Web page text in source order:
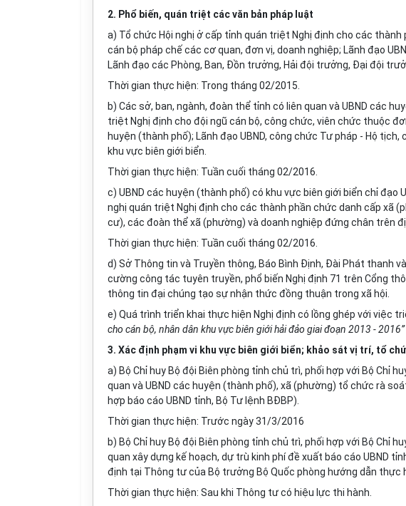
2. Phổ biến, quán triệt các văn bản pháp luật
a) Tổ chức Hội nghị ở cấp tỉnh quán triệt Nghị định cho các thành
cán bộ pháp chế các cơ quan, đơn vị, doanh nghiệp; Lãnh đạo
Lãnh đạo các Phòng, Ban, Đồn trưởng, Hải đội trưởng, Đại đội
Thời gian thực hiện: Trong tháng 02/2015.
b) Các sở, ban, ngành, đoàn thể tỉnh có liên quan và UBND các
triệt Nghị định cho đội ngũ cán bộ, công chức, viên chức thuộc
huyện (thành phố); Lãnh đạo UBND, công chức Tư pháp - Hộ
khu vực biên giới biển.
Thời gian thực hiện: Tuần cuối tháng 02/2016.
c) UBND các huyện (thành phố) có khu vực biên giới biển chỉ đạo
nghị quán triệt Nghị định cho các thành phần chức danh cấp xã
cư), các đoàn thểxã (phường) và doanh nghiệp đứng chân trên
Thời gian thực hiện: Tuần cuối tháng 02/2016.
d) Sở Thông tin và Truyền thông, Báo Bình Định, Đài Phát thanh
cường công tác tuyên truyền, phổ biến Nghị định 71 trên Cổng
thông tin đại chúng tạo sự nhận thức đồng thuận trong xã hội.
e) Quá trình triển khai thực hiện Nghị định có lồng ghép với việc
cho cán bộ, nhân dân khu vực biên giới hải đảo giai đoạn 2013 - 2016”
3. Xác định phạm vi khu vực biên giới biển; khảo sát vị trí, tổ
a) Bộ Chỉ huy Bộ đội Biên phòng tỉnh chủ trì, phối hợp với Bộ Chỉ
quan và UBND các huyện (thành phố), xã (phường) tổ chức rà
hợp báo cáo UBND tỉnh, Bộ Tư lệnh BĐBP).
Thời gian thực hiện: Trước ngày 31/3/2016
b) Bộ Chỉ huy Bộ đội Biên phòng tỉnh chủ trì, phối hợp với Bộ Chỉ hu
quan xây dựng kế hoạch, dự trù kinh phí đề xuất báo cáo UBND
định tại Thông tư của Bộ trưởng Bộ Quốc phòng hướng dẫn thực
Thời gian thực hiện: Sau khi Thông tư có hiệu lực thi hành.